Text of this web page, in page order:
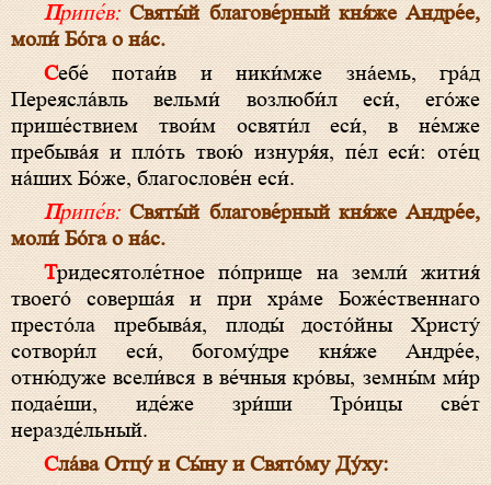
Припе́в: Святы́й благове́рный кня́же Андре́е,
моли́ Бо́га о на́с.
Себе́ потаи́в и ники́мже зна́емь, гра́д
Переясла́вль вельми́ возлюби́л еси́, его́же
прише́ствием твои́м освяти́л еси́, в не́мже
пребыва́я и пло́ть твою́ изнуря́я, пе́л еси́: оте́ц
на́ших Бо́же, благослове́н еси́.
Припе́в: Святы́й благове́рный кня́же Андре́е,
моли́ Бо́га о на́с.
Тридесятоле́тное по́прище на земли́ жития́
твоего́ соверша́я и при хра́ме Боже́ственнаго
престо́ла пребыва́я, плоды́ досто́йны Христу́
сотвори́л еси́, богому́дре кня́же Андре́е,
отню́дуже всели́вся в ве́чныя кро́вы, земны́м ми́р
подае́ши, иде́же зри́ши Тро́ицы све́т
неразде́льный.
Сла́ва Отцу́ и Сы́ну и Свято́му Ду́ху: